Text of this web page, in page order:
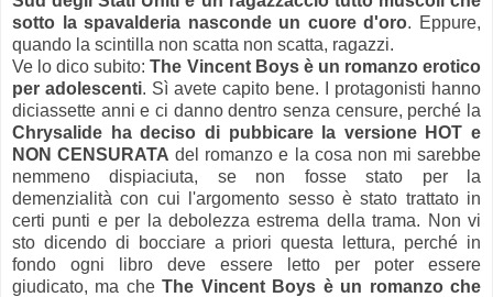
sotto la spavalderia nasconde un cuore d'oro. Eppure,
quando la scintilla non scatta non scatta, ragazzi.
Ve lo dico subito:The Vincent Boys è un romanzo erotico
per adolescenti. Sì avete capito bene. I protagonisti hanno
diciassette anni e ci danno dentro senza censure, perché la
Chrysalide ha deciso di pubbicare la versione HOT e
NON CENSURATA del romanzo e la cosa non mi sarebbe
nemmeno dispiaciuta, se non fosse stato per la
demenzialità con cui l'argomento sesso è stato trattato in
certi punti e per la debolezza estrema della trama. Non vi
sto dicendo di bocciare a priori questa lettura, perché in
fondo ogni libro deve essere letto per poter essere
giudicato, ma cheThe Vincent Boys è un romanzo che